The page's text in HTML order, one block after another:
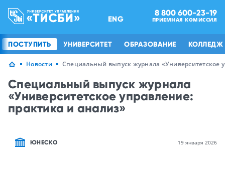
ENG
8 800 600-23-19
ПРИЕМНАЯ КОМИССИЯ
ПОСТУПИТЬ УНИВЕРСИТЕТ ОБРАЗОВАНИЕ КОЛЛЕДЖ
Новости Специальный выпуск журнала «Университетское
Специальный выпуск журнала
«Университетское управление:
практика и анализ»
ЮНЕСКО 19 января 2026